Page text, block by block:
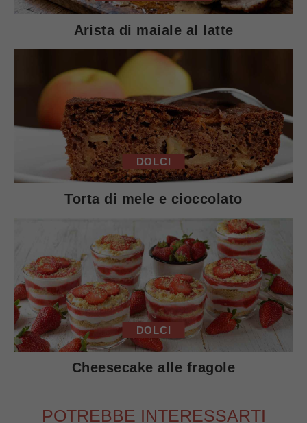
Arista di maiale al latte
DOLCI
Torta di mele e cioccolato
DOLCI
Cheesecake alle fragole
POTREBBE INTERESSARTI